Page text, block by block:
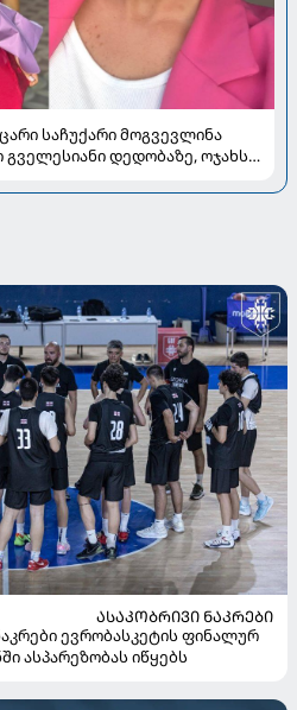
საჩუქარი მოგვევლინა
გველესიანი დედობაზე, ოჯახსა
ᲐᲡᲐᲙᲝᲑᲠᲘᲕᲘ ᲜᲐᲙᲠᲔᲑᲘ
ევრობასკეტის ფინალურ
ასპარეზობას იწყებს